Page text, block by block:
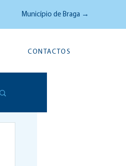
Município de Braga →
CONTACTOS